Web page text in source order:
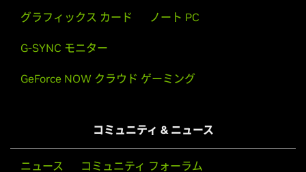
グラフィックス カード ノート PC
G-SYNC モニター
GeForce NOW クラウド ゲーミング
コミュニティ & ニュース
ニュース コミュニティ フォーラム